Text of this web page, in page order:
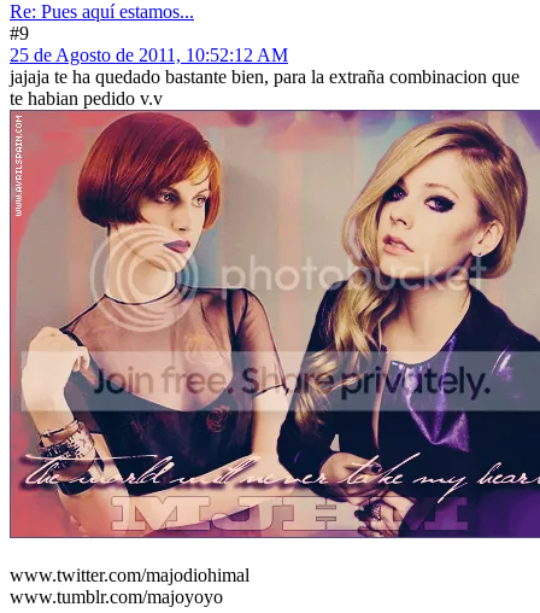
Re: Pues aquí estamos...
#9
25 de Agosto de 2011, 10:52:12 AM
jajaja te ha quedado bastante bien, para la extraña combinacion que
te habian pedido v.v
www.twitter.com/majodiohimal
www.tumblr.com/majoyoyo